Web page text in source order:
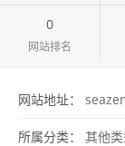
0
网站排名
网站地址：
所属分类： 其他